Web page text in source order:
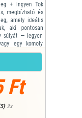
+ Ingyen Tok
megbízható és
amely ideális
aki pontosan
súlyát — legyen
egy komoly
is tartalmaz,
rendezetten
Ft
2x